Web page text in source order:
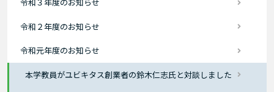
令和２年度のお知らせ
令和元年度のお知らせ
本学教員がユビキタス創業者の鈴木仁志氏と対談しました